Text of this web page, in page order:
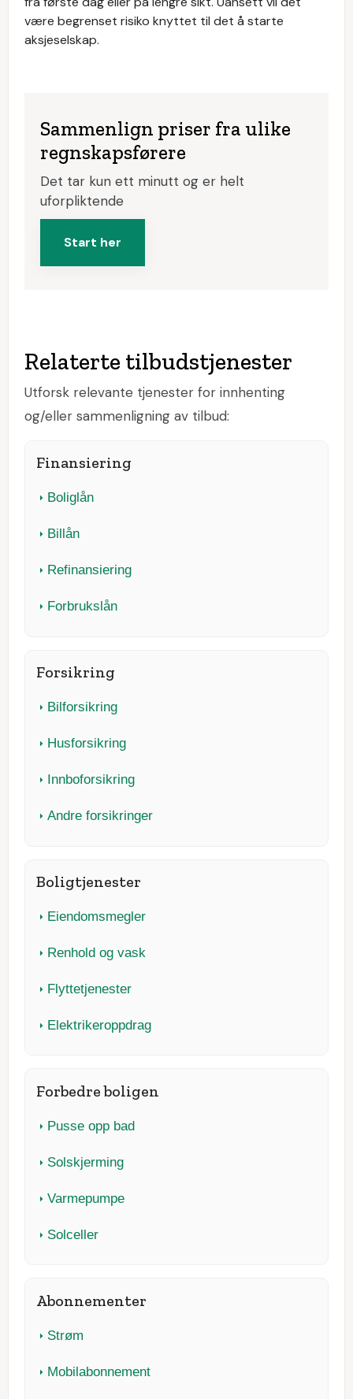
være begrenset risiko knyttet til det å starte
aksjeselskap.
Sammenlign priser fra ulike
regnskapsførere
Det tar kun ett minutt og er helt
uforpliktende
Start her
Relaterte tilbudstjenester
Utforsk relevante tjenester for innhenting
og/eller sammenligning av tilbud:
Finansiering
Boliglån
Billån
Refinansiering
Forbrukslån
Forsikring
Bilforsikring
Husforsikring
Innboforsikring
Andre forsikringer
Boligtjenester
Eiendomsmegler
Renhold og vask
Flyttetjenester
Elektrikeroppdrag
Forbedre boligen
Pusse opp bad
Solskjerming
Varmepumpe
Solceller
Abonnementer
Strøm
Mobilabonnement